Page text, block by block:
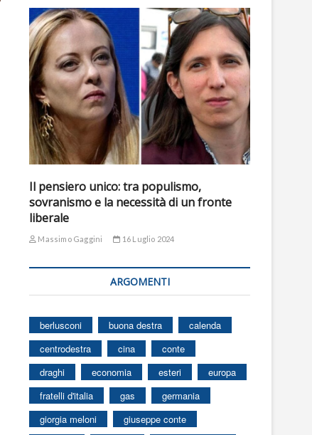
Il pensiero unico: tra populismo,
sovranismo e la necessità di un fronte
liberale
Massimo Gaggini 16 Luglio 2024
ARGOMENTI
berlusconi buona destra
calenda
centrodestra
cina
conte
draghi
economia esteri
europa
fratelli d'italia
gas
germania
giorgia meloni
giuseppe conte